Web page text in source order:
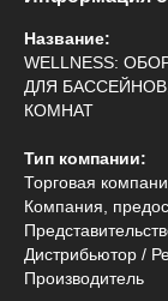
Название:
WELLNESS:
ДЛЯ
КОМНАТ
Тип компании:
Торговая
Компания,
Дистрибьютор /
Производитель